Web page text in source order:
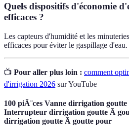
Quels dispositifs d'économie
efficaces ?
Les capteurs d'humidité et les
efficaces pour éviter le gaspillage d'eau.
📺 Pour aller plus loin : comment
d'irrigation 2026 sur YouTube
100 piÃ¨ces Vanne dirrigation
Interrupteur dirrigation goutte Ã
dirrigation goutte Ã goutte pour